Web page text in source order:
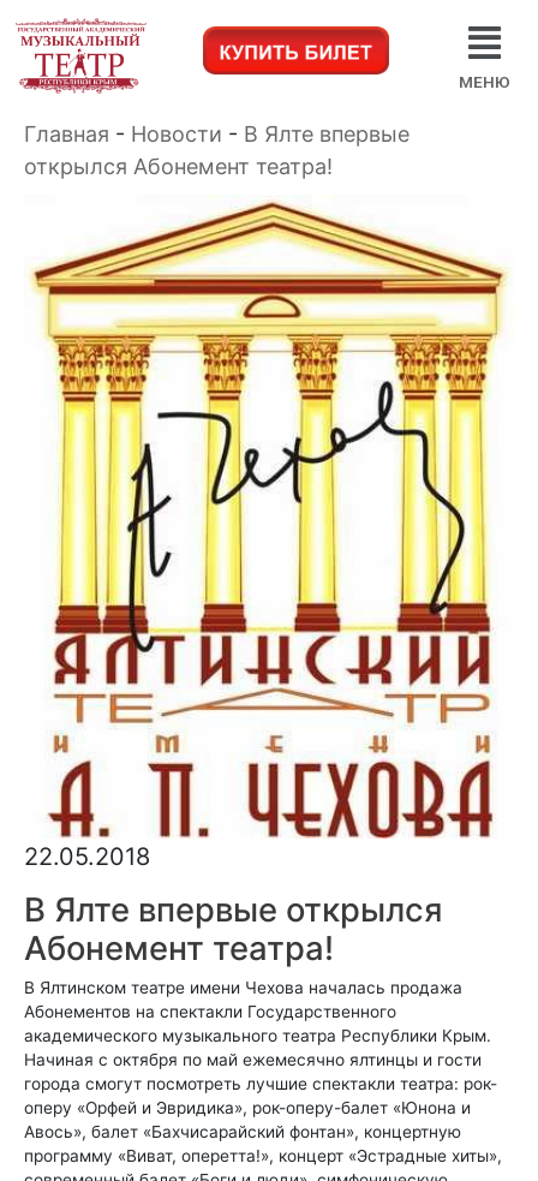
МЕНЮ
Главная - Новости - В Ялте впервые
открылся Абонемент театра!
22.05.2018
В Ялте впервые открылся
Абонемент театра!
В Ялтинском театре имени Чехова началась продажа
Абонементов на спектакли Государственного
академического музыкального театра Республики Крым.
Начиная с октября по май ежемесячно ялтинцы и гости
города смогут посмотреть лучшие спектакли театра: рок-
оперу «Орфей и Эвридика», рок-оперу-балет «Юнона и
Авось», балет «Бахчисарайский фонтан», концертную
программу «Виват, оперетта!», концерт «Эстрадные хиты»,